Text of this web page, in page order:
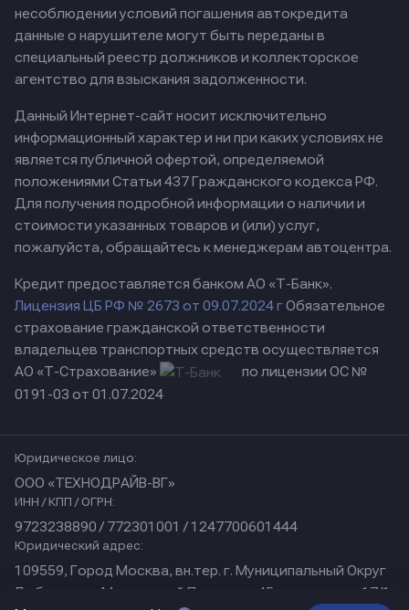
несоблюдении условий погашения автокредита
данные о нарушителе могут быть переданы в
специальный реестр должников и коллекторское
агентство для взыскания задолженности.
Данный Интернет-сайт носит исключительно
информационный характер и ни при каких условиях не
является публичной офертой, определяемой
положениями Статьи 437 Гражданского кодекса РФ.
Для получения подробной информации о наличии и
стоимости указанных товаров и (или) услуг,
пожалуйста, обращайтесь к менеджерам автоцентра.
Кредит предоставляется банком АО «Т-Банк».
Лицензия ЦБ РФ № 2673 от 09.07.2024 гОбязательное
страхование гражданской ответственности
владельцев транспортных средств осуществляется
АО «Т-Страхование»
по лицензии ОС №
0191-03 от 01.07.2024
Юридическое лицо:
ООО «ТЕХНОДРАЙВ-ВГ»
ИНН / КПП / ОГРН:
9723238890 / 772301001 / 1247700601444
Юридический адрес:
109559, Город Москва, вн.тер. г. Муниципальный Округ
Люблино, ул Марьинский Парк, дом 45, помещение 17/1